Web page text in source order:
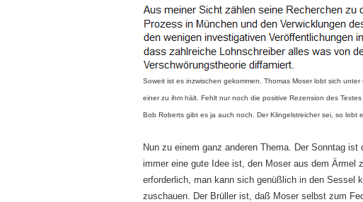
Soweit ist es inzwischen gekommen. Thomas Moser lobt sich
einer zu ihm hält. Fehlt nur noch die positive Rezension des
Bob Roberts gibt es ja auch noch. Der Klingelstreicher sei, so lobt
Nun zu einem ganz anderen Thema. Der Sonntag
immer eine gute Idee ist, den Moser aus dem Ärmel
erforderlich, man kann sich genüßlich in den Sessel
zuschauen. Der Brüller ist, daß Moser selbst zum